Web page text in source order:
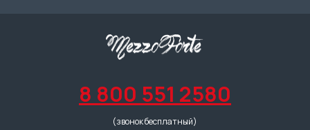
8 800 551 2580
(звонок бесплатный)